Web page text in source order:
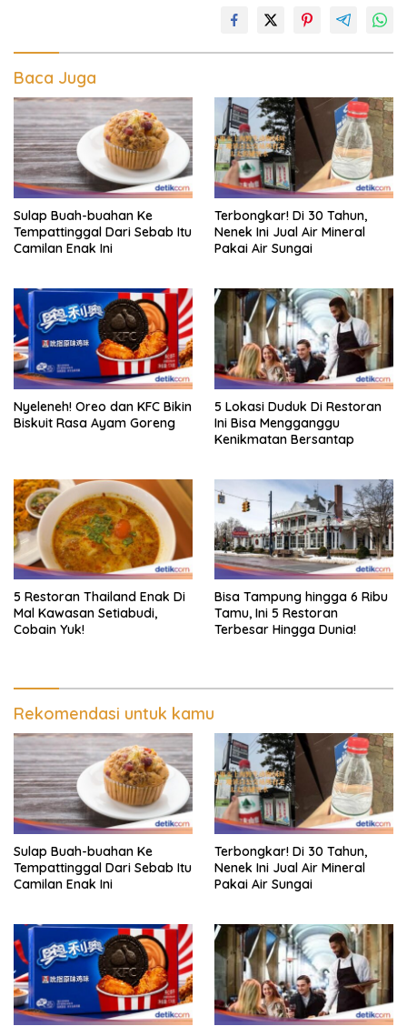
Baca Juga
Sulap Buah-buahan Ke
Tempattinggal Dari Sebab Itu
Camilan Enak Ini
Terbongkar! Di 30 Tahun,
Nenek Ini Jual Air Mineral
Pakai Air Sungai
Nyeleneh! Oreo dan KFC Bikin
Biskuit Rasa Ayam Goreng
5 Lokasi Duduk Di Restoran
Ini Bisa Mengganggu
Kenikmatan Bersantap
5 Restoran Thailand Enak Di
Mal Kawasan Setiabudi,
Cobain Yuk!
Bisa Tampung hingga 6 Ribu
Tamu, Ini 5 Restoran
Terbesar Hingga Dunia!
Rekomendasi untuk kamu
Sulap Buah-buahan Ke
Tempattinggal Dari Sebab Itu
Camilan Enak Ini
Terbongkar! Di 30 Tahun,
Nenek Ini Jual Air Mineral
Pakai Air Sungai